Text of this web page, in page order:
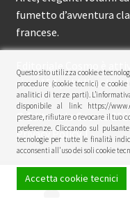
fumetto d’avventura
francese.
circa 150 pubblicazioni
© Editoriale Cosmo
Privacy Policy
Questo sito utilizza cookie e
procedure (cookie tecnici) e
analitici di terze parti).
disponibile al link: https://
prestare, rifiutare o revocare il tuo
preferenze. Cliccando sul
tecnologie per tutte le finalità
acconsenti all'uso dei soli cookie
Accetta cookie tecnici